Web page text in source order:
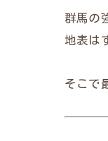
群馬の
地表は
そこで